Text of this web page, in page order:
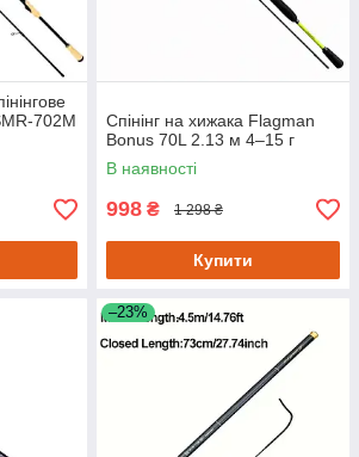
702M
Спінінг на хижака Flagman
Bonus 70L 2.13 м 4–15 г
В наявності
998 ₴ 1 298 ₴
Купити
–23%